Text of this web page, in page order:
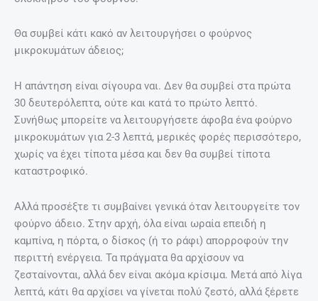
Θα συμβεί κάτι κακό αν λειτουργήσει ο φούρνος
μικροκυμάτων άδειος;
Η απάντηση είναι σίγουρα ναι. Δεν θα συμβεί στα πρώτα
30 δευτερόλεπτα, ούτε και κατά το πρώτο λεπτό.
Συνήθως μπορείτε να λειτουργήσετε άφοβα ένα φούρνο
μικροκυμάτων για 2-3 λεπτά, μερικές φορές περισσότερο,
χωρίς να έχει τίποτα μέσα και δεν θα συμβεί τίποτα
καταστροφικό.
Αλλά προσέξτε τι συμβαίνει γενικά όταν λειτουργείτε τον
φούρνο άδειο. Στην αρχή, όλα είναι ωραία επειδή η
καμπίνα, η πόρτα, ο δίσκος (ή το ράφι) απορροφούν την
περιττή ενέργεια. Τα πράγματα θα αρχίσουν να
ζεσταίνονται, αλλά δεν είναι ακόμα κρίσιμα. Μετά από λίγα
λεπτά, κάτι θα αρχίσει να γίνεται πολύ ζεστό, αλλά ξέρετε